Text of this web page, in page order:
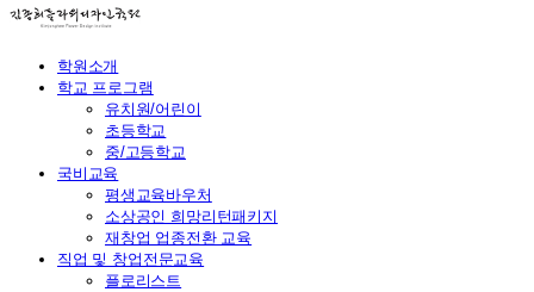
학원소개
학교 프로그램
유치원/어린이
초등학교
중/고등학교
국비교육
평생교육바우처
소상공인 희망리턴패키지
재창업 업종전환 교육
직업 및 창업전문교육
플로리스트